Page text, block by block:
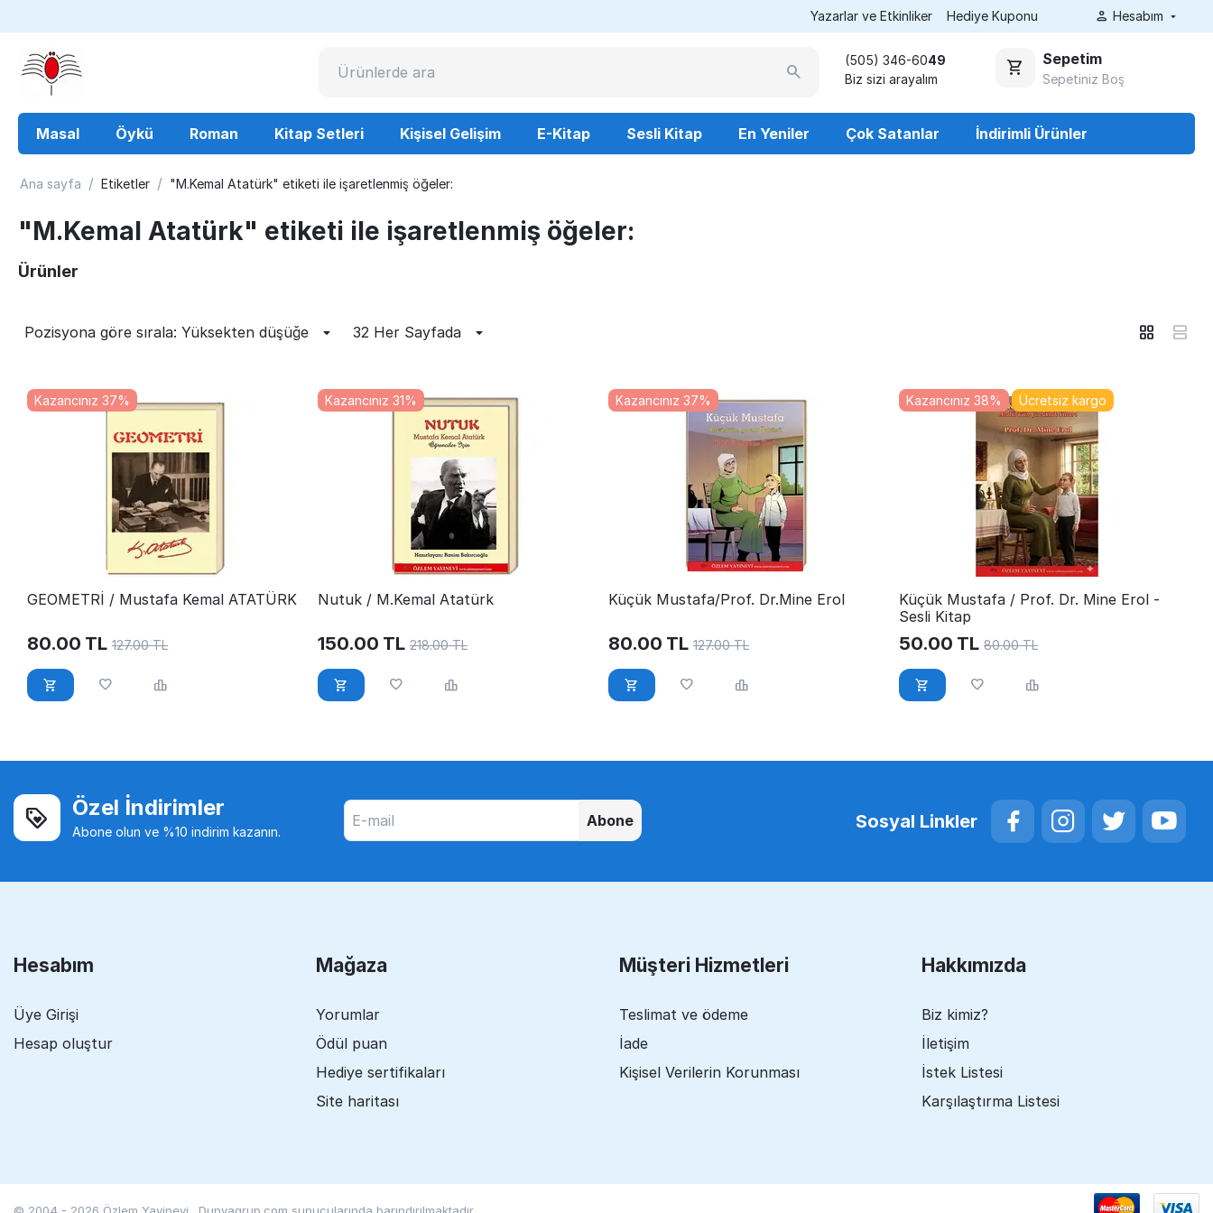
Yazarlar ve Etkinliker Hediye Kuponu Hesabım
(505) 346-6049
Biz sizi arayalım
Sepetim
Sepetiniz Boş
Masal Öykü Roman Kitap Setleri Kişisel Gelişim E-Kitap Sesli Kitap En Yeniler Çok Satanlar İndirimli Ürünler
Ana sayfa / Etiketler / "M.Kemal Atatürk" etiketi ile işaretlenmiş öğeler:
"M.Kemal Atatürk" etiketi ile işaretlenmiş öğeler:
Ürünler
Pozisyona göre sırala: Yüksekten düşüğe 32 Her Sayfada
Kazancınız 37%
GEOMETRİ / Mustafa Kemal ATATÜRK
80.00 TL 127.00 TL
Kazancınız 31%
Nutuk / M.Kemal Atatürk
150.00 TL 218.00 TL
Kazancınız 37%
Küçük Mustafa/Prof. Dr.Mine Erol
80.00 TL 127.00 TL
Ücretsiz kargo
Kazancınız 38%
Küçük Mustafa / Prof. Dr. Mine Erol -
Sesli Kitap
50.00 TL 80.00 TL
Özel İndirimler
Abone olun ve %10 indirim kazanın.
Abone Sosyal Linkler
Hesabım
Üye Girişi
Hesap oluştur
Mağaza
Yorumlar
Ödül puan
Hediye sertifikaları
Site haritası
Müşteri Hizmetleri
Teslimat ve ödeme
İade
Kişisel Verilerin Korunması
Hakkımızda
Biz kimiz?
İletişim
İstek Listesi
Karşılaştırma Listesi